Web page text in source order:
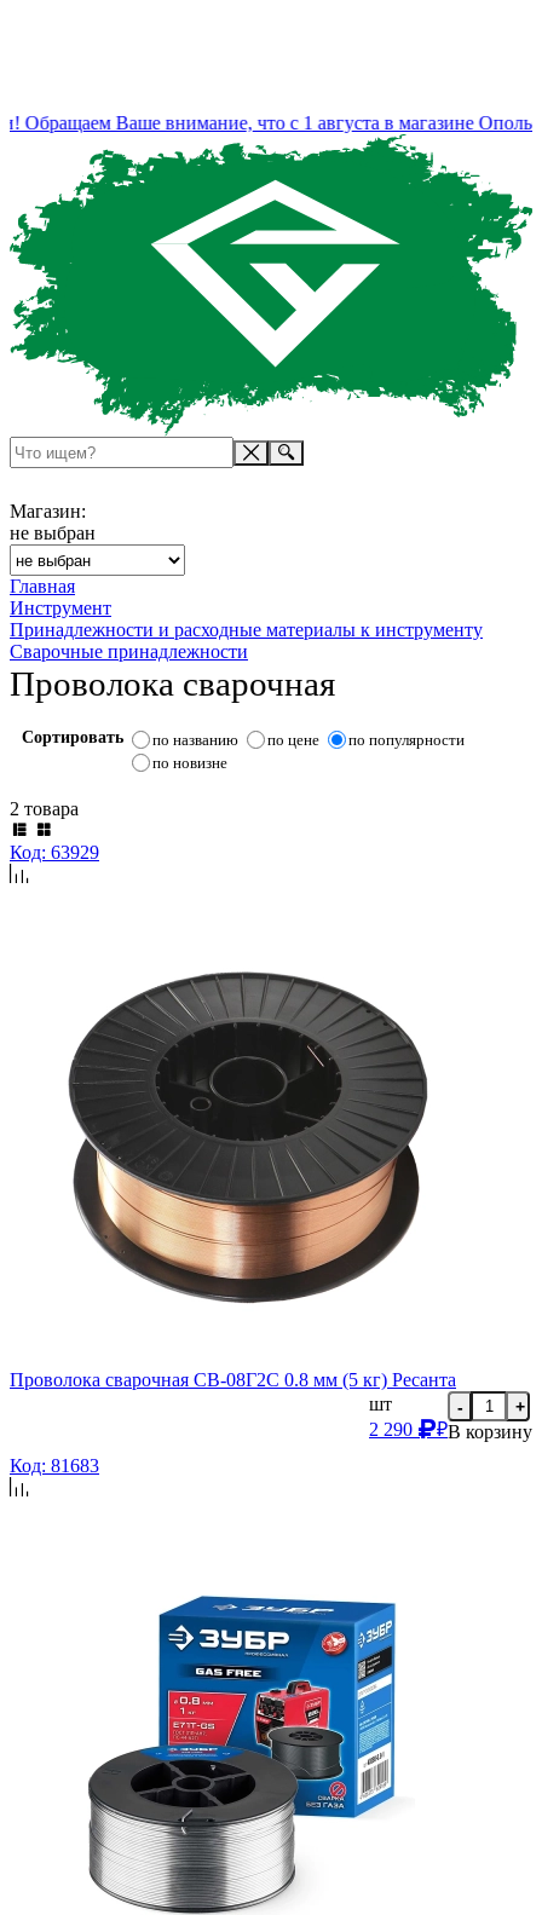
Обращаем Ваше внимание, что с 1 августа в магазине Ополье
Магазин:
не выбран
Главная
Инструмент
Принадлежности и расходные материалы к инструменту
Сварочные принадлежности
Проволока сварочная
Сортировать по названию по цене
по популярности
по новизне
2 товара
Код: 63929
Проволока сварочная СВ-08Г2С 0.8 мм (5 кг) Ресанта
шт
2 290
₽
- +
В корзину
Код: 81683